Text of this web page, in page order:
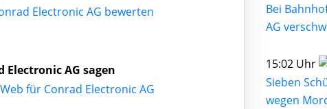
Electronic AG bewerten
Electronic AG sagen
für Conrad Electronic AG
Bei
AG
15:02 Uhr
Sieben
wegen